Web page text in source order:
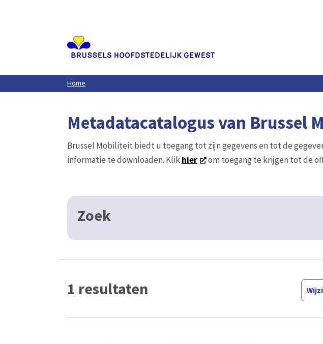
Home
Metadatacatalogus van Brussel
Brussel Mobiliteit biedt u toegang tot zijn gegevens en tot de
informatie te downloaden. Klikhier om toegang te krijgen tot de
Zoek
1 resultaten